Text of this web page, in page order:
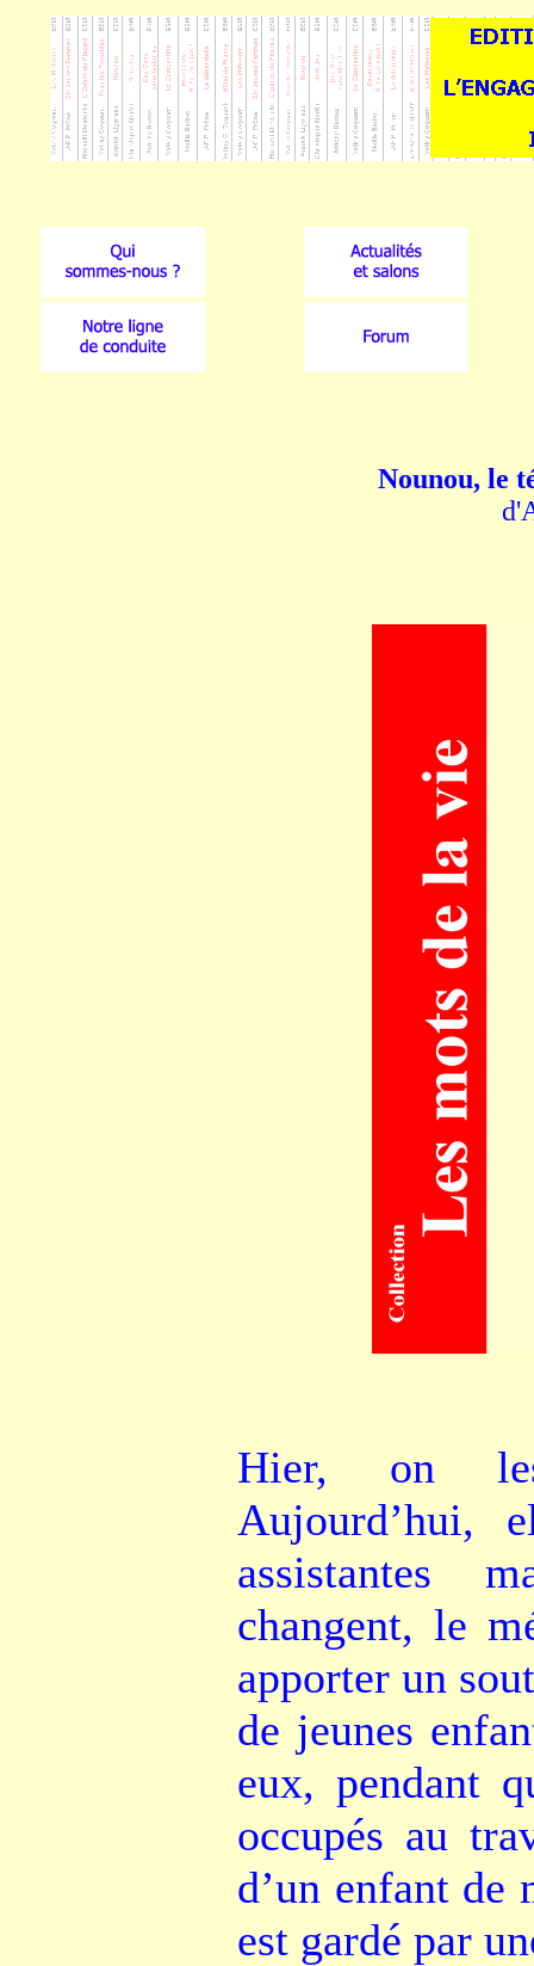
Nounou, le
Hier, on
Aujourd’hui,
assistantes
changent, le
apporter un
de jeunes
eux, pendant
occupés au
d’un enfant de
est gardé par